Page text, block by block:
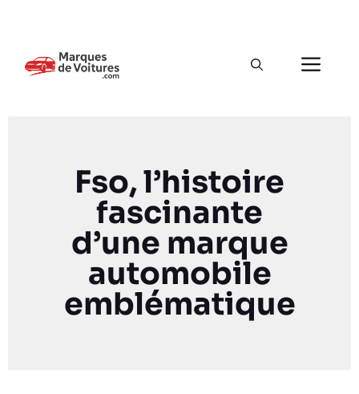
Fso, l’histoire
fascinante
d’une marque
automobile
emblématique